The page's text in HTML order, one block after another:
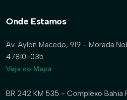
Onde Estamos
Av. Aylon Macedo, 919 - Morada
47810-035
Veja no Mapa
BR 242 KM 535 - Complexo Bahia